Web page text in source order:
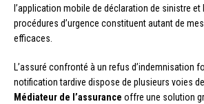
l’application mobile de déclaration de sinistre
procédures d’urgence constituent autant de
efficaces.
L’assuré confronté à un refus d’indemnisation
notification tardive dispose de plusieurs voies
Médiateur de l’assurance offre une solution